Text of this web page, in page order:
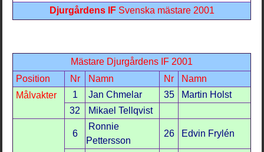
Djurgårdens IF Svenska mästare 2001
Mästare Djurgårdens IF 2001
Position
Nr Namn Nr
Namn
Målvakter
1 Jan Chmelar 35
Martin Holst
32
Mikael Tellqvist
6
Ronnie
Pettersson
26 Edvin Frylén